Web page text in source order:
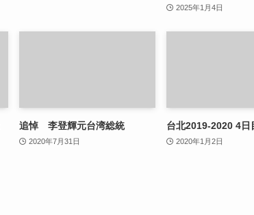
2025年1月4日
追悼 李登輝元台湾総統
2020年7月31日
台北2019-2020 4日
2020年1月2日